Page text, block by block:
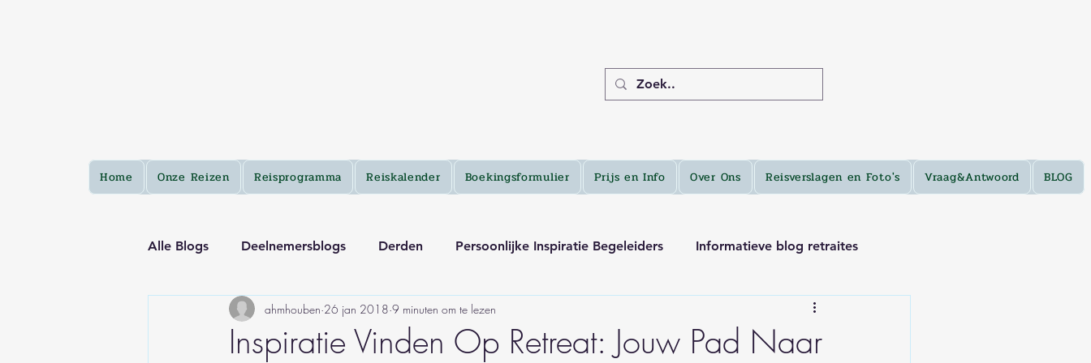
Home Onze Reizen Reisprogramma Reiskalender Boekingsformulier Prijs en Info Over Ons Reisverslagen en Foto's Vraag&Antwoord BLOG
Alle Blogs Deelnemersblogs Derden Persoonlijke Inspiratie Begeleiders Informatieve blog retraites
Inspiratie Vinden Op Retreat: Jouw Pad Naar
ahmhouben 26 jan 2018 9 minuten om te lezen